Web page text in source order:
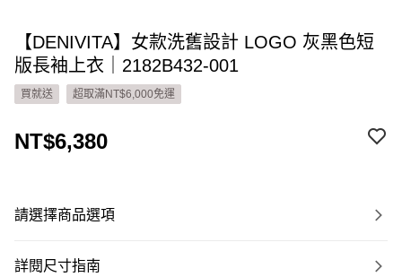
【DENIVITA】女款洗舊設計 LOGO 灰黑色短
版長袖上衣｜2182B432-001
買就送 超取滿NT$6,000免運
NT$6,380
請選擇商品選項
詳閱尺寸指南